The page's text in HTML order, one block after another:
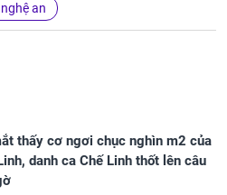
an
thấy cơ ngơi chục nghìn m2 của
danh ca Chế Linh thốt lên câu